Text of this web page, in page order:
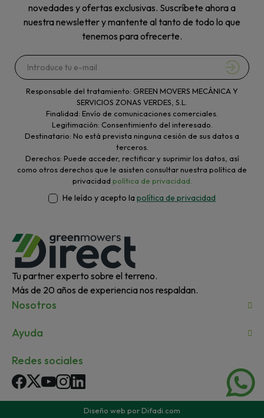
novedades y ofertas exclusivas. Suscríbete ahora a
nuestra newsletter y mantente al tanto de todo lo que
tenemos para ofrecerte.
Responsable del tratamiento: GREEN MOVERS MECÁNICA Y
SERVICIOS ZONAS VERDES, S.L.
Finalidad: Envío de comunicaciones comerciales.
Legitimación: Consentimiento del interesado.
Destinatario: No está prevista ninguna cesión de sus datos a
terceros.
Derechos: Puede acceder, rectificar y suprimir los datos, así
como otros derechos que le asisten consultar nuestra política de
privacidad política de privacidad.
He leído y acepto la política de privacidad
Tu partner experto sobre el terreno.
Más de 20 años de experiencia nos respaldan.
Nosotros
Ayuda
Redes sociales
Facebook
TwitterYouTubeInstagram
Diseño web por Difadi.com